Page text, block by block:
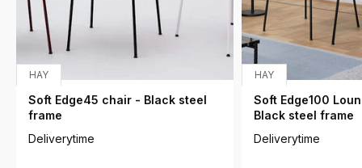
HAY
Soft Edge45 chair - Black steel
frame
Deliverytime
HAY
Soft Edge100
Black steel frame
Deliverytime